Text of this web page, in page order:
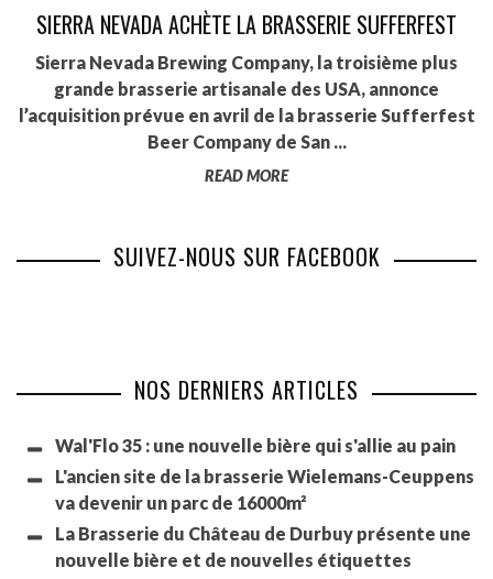
SIERRA NEVADA ACHÈTE LA BRASSERIE SUFFERFEST
Sierra Nevada Brewing Company, la troisième plus
grande brasserie artisanale des USA, annonce
l’acquisition prévue en avril de la brasserie Sufferfest
Beer Company de San ...
READ MORE
SUIVEZ-NOUS SUR FACEBOOK
NOS DERNIERS ARTICLES
Wal'Flo 35 : une nouvelle bière qui s'allie au pain
L'ancien site de la brasserie Wielemans-Ceuppens
va devenir un parc de 16000m²
La Brasserie du Château de Durbuy présente une
nouvelle bière et de nouvelles étiquettes